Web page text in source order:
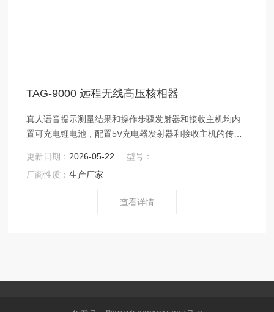
TAG-9000 远程无线高压核相器
真人语音提示测量结果和操作步骤发射器和接收主机均内
置可充电锂电池，配置5V充电器发射器和接收主机的传输
更新日期： 2026-05-22
型号：
厂商性质：生产厂家
查看详情